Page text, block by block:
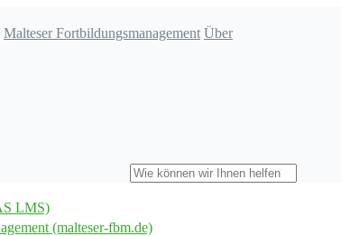
Malteser Fortbildungsmanagement Über
LMS)
(malteser-fbm.de)